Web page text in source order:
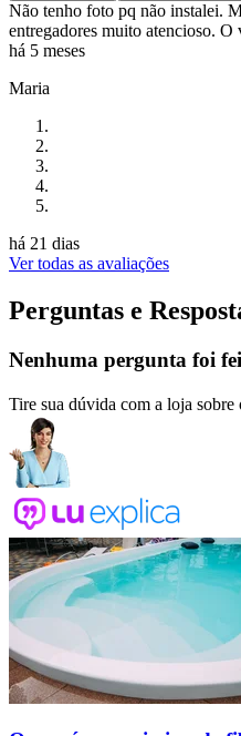
Não tenho foto pq não instalei.
entregadores muito atencioso. O
há 5 meses
Maria
há 21 dias
Ver todas as avaliações
Perguntas e
Nenhuma pergunta foi
Tire sua dúvida com a loja sobre